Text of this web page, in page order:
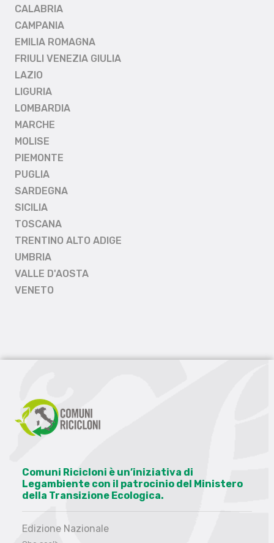
CALABRIA
CAMPANIA
EMILIA ROMAGNA
FRIULI VENEZIA GIULIA
LAZIO
LIGURIA
LOMBARDIA
MARCHE
MOLISE
PIEMONTE
PUGLIA
SARDEGNA
SICILIA
TOSCANA
TRENTINO ALTO ADIGE
UMBRIA
VALLE D'AOSTA
VENETO
Comuni Ricicloni è un’iniziativa di
Legambiente con il patrocinio del Ministero
della Transizione Ecologica.
Edizione Nazionale